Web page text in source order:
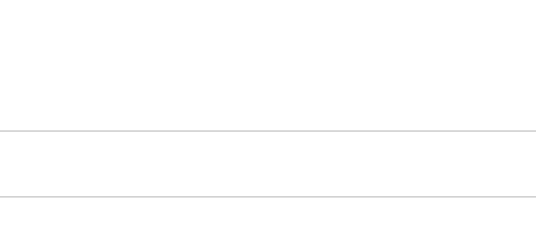
à la peau une réponse anti-âge globale